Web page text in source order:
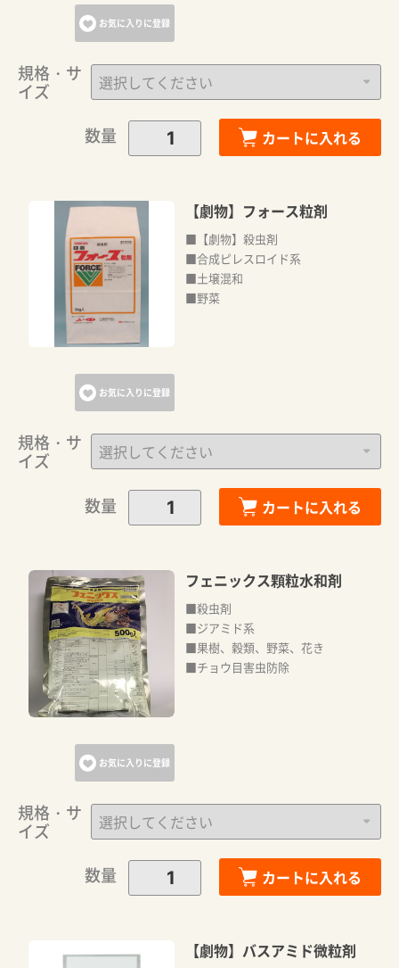
お気に入りに登録
規格・サ
イズ
数量
カートに入れる
お気に入りに登録
【劇物】フォース粒剤
■【劇物】殺虫剤
■合成ピレスロイド系
■土壌混和
■野菜
規格・サ
イズ
数量
カートに入れる
お気に入りに登録
フェニックス顆粒水和剤
■殺虫剤
■ジアミド系
■果樹、穀類、野菜、花き
■チョウ目害虫防除
規格・サ
イズ
数量
カートに入れる
【劇物】バスアミド微粒剤